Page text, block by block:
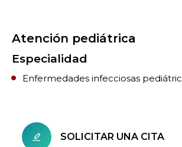
Atención pediátrica
Especialidad
Enfermedades infecciosas
SOLICITAR UNA CITA